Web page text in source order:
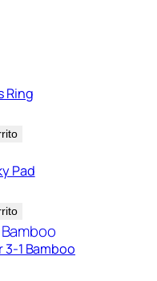
Ring
Pad
1 Bamboo